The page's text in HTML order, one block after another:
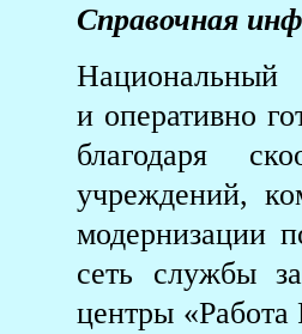
Справочная
и оперативно
благодаря
учреждений,
модернизации
сеть службы
центры «Работа